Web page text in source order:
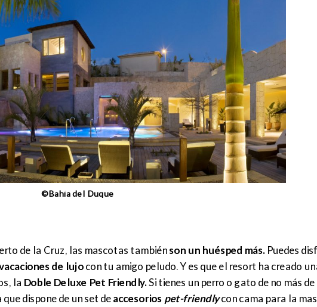
©Bahía del Duque
de la Cruz, las mascotas tambiénson un huésped más.Puedes
de lujocon tu amigo peludo. Y es que el resort ha creado
la Doble Deluxe Pet Friendly.Si tienes un perro o gato de no más
dispone de un set deaccesorios pet-friendlycon cama para la